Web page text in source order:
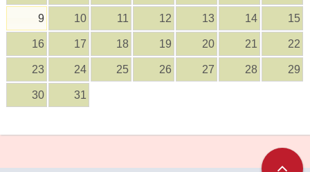
9 10 11 12 13 14 15
16 17 18 19 20 21 22
23 24 25 26 27 28 29
30 31